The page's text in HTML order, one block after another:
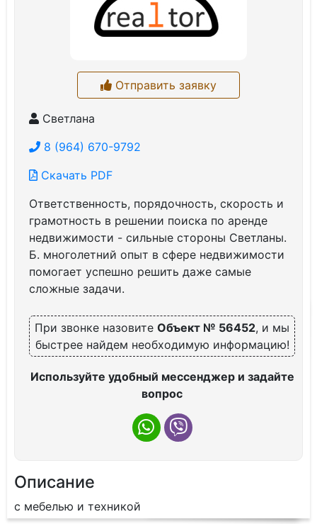
Отправить заявку
Светлана
8 (964) 670-9792
Скачать PDF
Ответственность, порядочность, скорость и
грамотность в решении поиска по аренде
недвижимости - сильные стороны Светланы.
Б. многолетний опыт в сфере недвижимости
помогает успешно решить даже самые
сложные задачи.
При звонке назовите Объект № 56452, и мы
быстрее найдем необходимую информацию!
Используйте удобный мессенджер и задайте
вопрос
Описание
с мебелью и техникой